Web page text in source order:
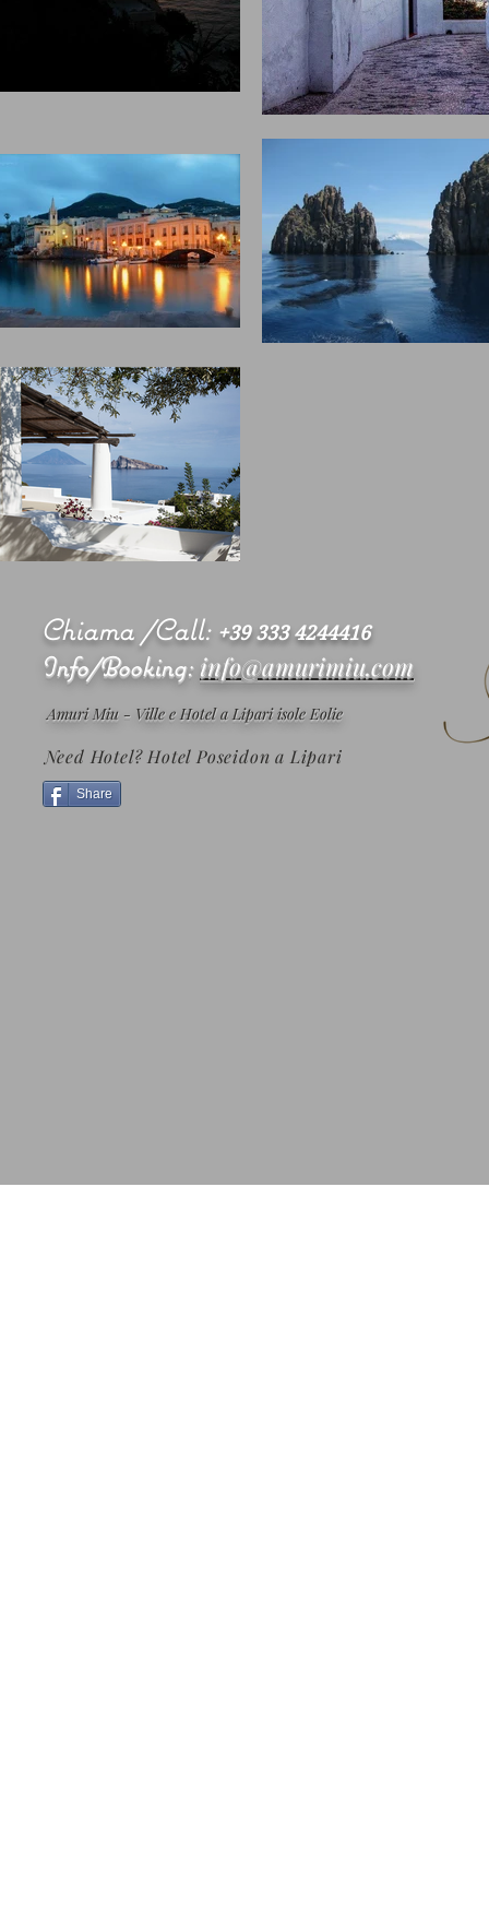
Chiama /Call: +39 333 4244416
Info/Booking: info@amurimiu.com
Amuri Miu - Ville e Hotel a Lipari isole Eolie
Need Hotel? Hotel Poseidon a Lipari
Share